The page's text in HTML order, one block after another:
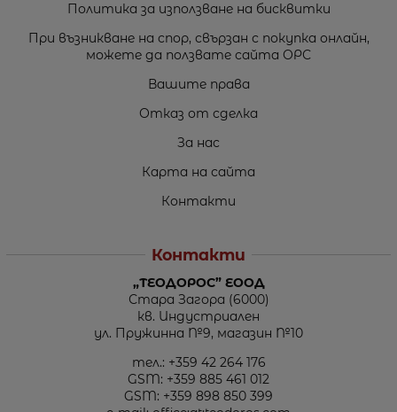
Политика за използване на бисквитки
При възникване на спор, свързан с покупка онлайн,
можете да ползвате сайта ОРС
Вашите права
Отказ от сделка
За нас
Карта на сайта
Контакти
Контакти
„ТЕОДОРОС” ЕООД
Стара Загора (6000)
кв. Индустриален
ул. Пружинна №9, магазин №10
тел.: +359 42 264 176
GSM: +359 885 461 012
GSM: +359 898 850 399